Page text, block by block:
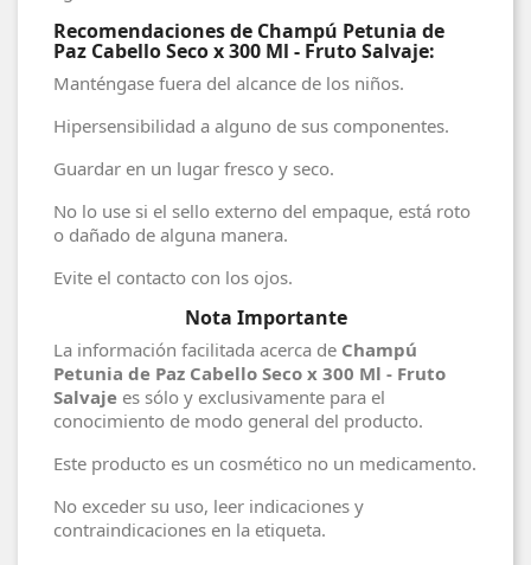
Recomendaciones de Champú Petunia de
Paz Cabello Seco x 300 Ml - Fruto Salvaje:
Manténgase fuera del alcance de los niños.
Hipersensibilidad a alguno de sus componentes.
Guardar en un lugar fresco y seco.
No lo use si el sello externo del empaque, está roto
o dañado de alguna manera.
Evite el contacto con los ojos.
Nota Importante
La información facilitada acerca de Champú
Petunia de Paz Cabello Seco x 300 Ml - Fruto
Salvaje es sólo y exclusivamente para el
conocimiento de modo general del producto.
Este producto es un cosmético no un medicamento.
No exceder su uso, leer indicaciones y
contraindicaciones en la etiqueta.